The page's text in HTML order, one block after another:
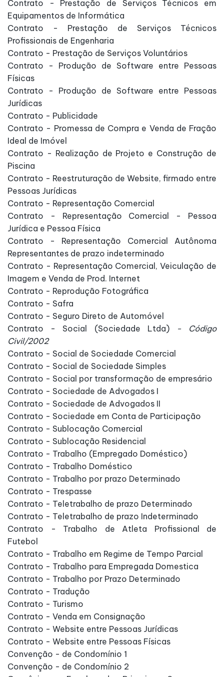
Contrato - Prestação de Serviços Técnicos em
Equipamentos de Informática
Contrato - Prestação de Serviços Técnicos
Profissionais de Engenharia
Contrato - Prestação de Serviços Voluntários
Contrato - Produção de Software entre Pessoas
Físicas
Contrato - Produção de Software entre Pessoas
Jurídicas
Contrato - Publicidade
Contrato - Promessa de Compra e Venda de Fração
Ideal de Imóvel
Contrato - Realização de Projeto e Construção de
Piscina
Contrato - Reestruturação de Website, firmado entre
Pessoas Jurídicas
Contrato - Representação Comercial
Contrato - Representação Comercial - Pessoa
Jurídica e Pessoa Física
Contrato - Representação Comercial Autônoma
Representantes de prazo indeterminado
Contrato - Representação Comercial, Veiculação de
Imagem e Venda de Prod. Internet
Contrato - Reprodução Fotográfica
Contrato - Safra
Contrato - Seguro Direto de Automóvel
Contrato - Social (Sociedade Ltda)
- Código
Civil/2002
Contrato - Social de Sociedade Comercial
Contrato - Social de Sociedade Simples
Contrato - Social por transformação de empresário
Contrato - Sociedade de Advogados I
Contrato - Sociedade de Advogados II
Contrato - Sociedade em Conta de Participação
Contrato - Sublocação Comercial
Contrato - Sublocação Residencial
Contrato - Trabalho (Empregado Doméstico)
Contrato - Trabalho Doméstico
Contrato - Trabalho por prazo Determinado
Contrato - Trespasse
Contrato - Teletrabalho de prazo Determinado
Contrato - Teletrabalho de prazo Indeterminado
Contrato - Trabalho de Atleta Profissional de
Futebol
Contrato - Trabalho em Regime de Tempo Parcial
Contrato - Trabalho para Empregada Domestica
Contrato - Trabalho por Prazo Determinado
Contrato - Tradução
Contrato - Turismo
Contrato - Venda em Consignação
Contrato - Website entre Pessoas Jurídicas
Contrato - Website entre Pessoas Físicas
Convenção - de Condomínio 1
Convenção - de Condomínio 2